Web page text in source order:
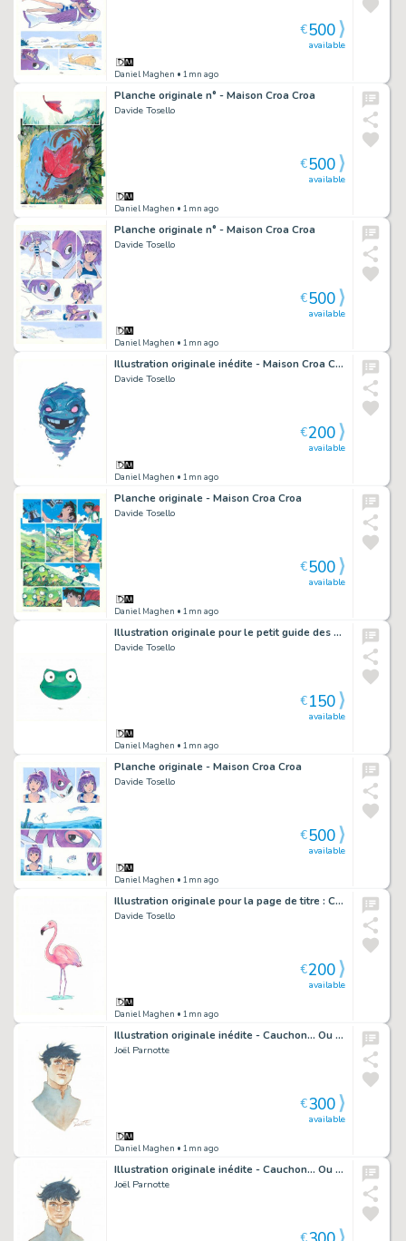
Daniel Maghen • 1mn ago
available
€500
Planche originale n° - Maison Croa Croa
Davide Tosello
Daniel Maghen • 1mn ago
available
€500
Planche originale n° - Maison Croa Croa
Davide Tosello
Daniel Maghen • 1mn ago
available
€500
Illustration originale inédite - Maison Croa Croa
Davide Tosello
Daniel Maghen • 1mn ago
available
€200
Planche originale - Maison Croa Croa
Davide Tosello
Daniel Maghen • 1mn ago
available
€500
Illustration originale pour le petit guide des symboles : la Maison - Maison Croa Croa
Davide Tosello
Daniel Maghen • 1mn ago
available
€150
Planche originale - Maison Croa Croa
Davide Tosello
Daniel Maghen • 1mn ago
available
€500
Illustration originale pour la page de titre : Chapitre 10, Musique et souvernirs - Maison Croa Croa
Davide Tosello
Daniel Maghen • 1mn ago
available
€200
Illustration originale inédite - Cauchon... Ou l'homme qui tua Jeanne d'Arc
Joël Parnotte
Daniel Maghen • 1mn ago
available
€300
Illustration originale inédite - Cauchon... Ou l'homme qui tua Jeanne d'Arc
Joël Parnotte